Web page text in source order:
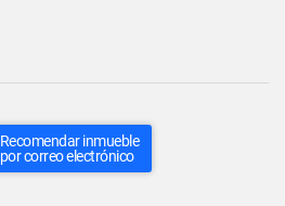
Recomendar inmueble
por correo electrónico